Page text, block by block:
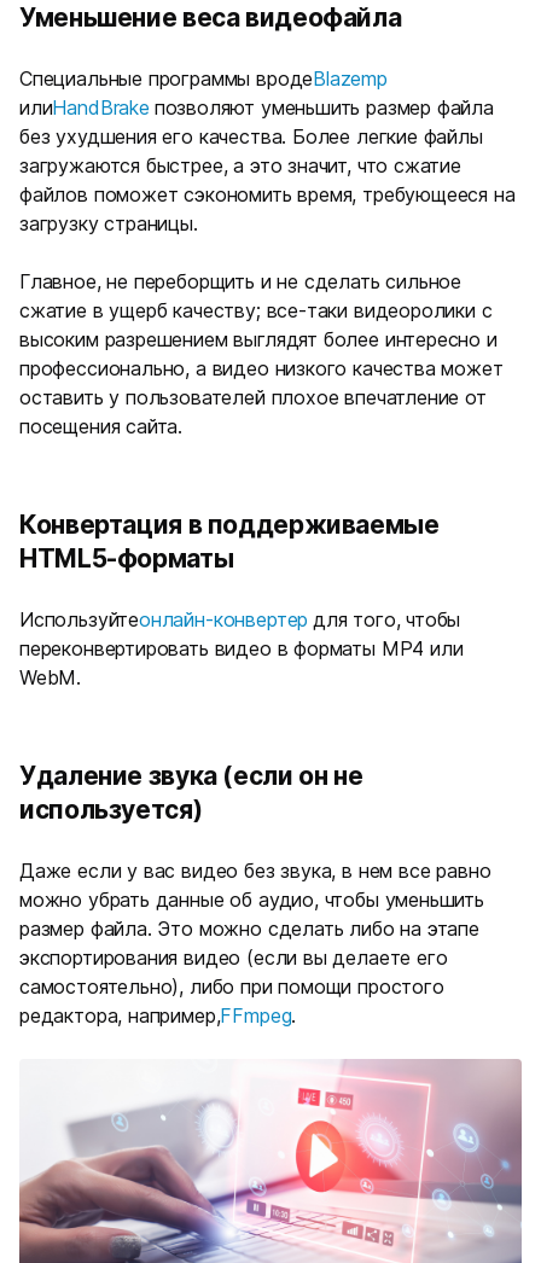
Уменьшение веса видеофайла
Специальные программы вродеBlazemp
илиHandBrake позволяют уменьшить размер файла
без ухудшения его качества. Более легкие файлы
загружаются быстрее, а это значит, что сжатие
файлов поможет сэкономить время, требующееся на
загрузку страницы.
Главное, не переборщить и не сделать сильное
сжатие в ущерб качеству; все-таки видеоролики с
высоким разрешением выглядят более интересно и
профессионально, а видео низкого качества может
оставить у пользователей плохое впечатление от
посещения сайта.
Конвертация в поддерживаемые
HTML5-форматы
Используйтеонлайн-конвертер для того, чтобы
переконвертировать видео в форматы MP4 или
WebM.
Удаление звука (если он не
используется)
Даже если у вас видео без звука, в нем все равно
можно убрать данные об аудио, чтобы уменьшить
размер файла. Это можно сделать либо на этапе
экспортирования видео (если вы делаете его
самостоятельно), либо при помощи простого
редактора, например,FFmpeg.